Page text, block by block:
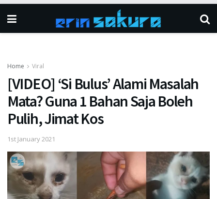
Home Viral
[VIDEO] ‘Si Bulus’ Alami Masalah
Mata? Guna 1 Bahan Saja Boleh
Pulih, Jimat Kos
1st January 2021